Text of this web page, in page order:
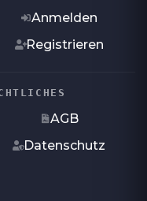
Anmelden
Registrieren
AGB
Datenschutz